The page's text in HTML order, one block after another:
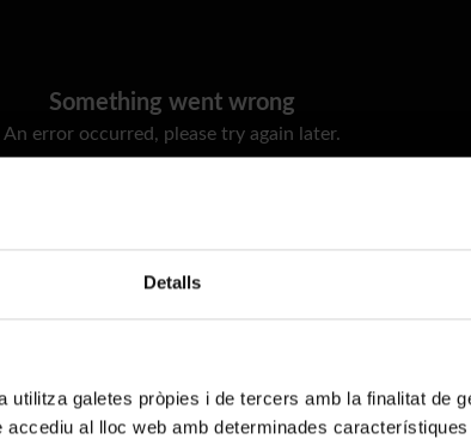
Detalls
utilitza galetes pròpies i de tercers amb la finalitat de
al lloc web amb determinades
Something went wrong
An error occurred, please try again later.